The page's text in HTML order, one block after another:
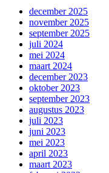
december 2025
november 2025
september 2025
juli 2024
mei 2024
maart 2024
december 2023
oktober 2023
september 2023
augustus 2023
juli 2023
juni 2023
mei 2023
april 2023
maart 2023